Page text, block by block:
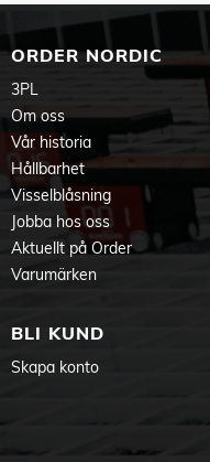
ORDER NORDIC
3PL
Om oss
Vår historia
Hållbarhet
Visselblåsning
Jobba hos oss
Aktuellt på Order
Varumärken
BLI KUND
Skapa konto